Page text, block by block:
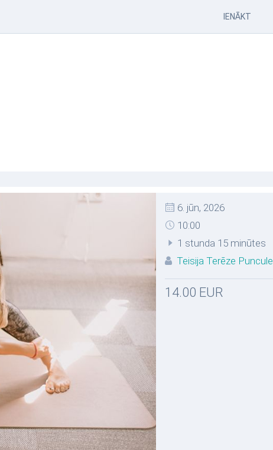
IENĀKT
6. jūn, 2026
10:00
1 stunda 15 minūtes
Teisija Terēze Puncule
14.00 EUR